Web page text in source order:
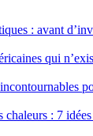
: avant
qui
chaleurs : 7